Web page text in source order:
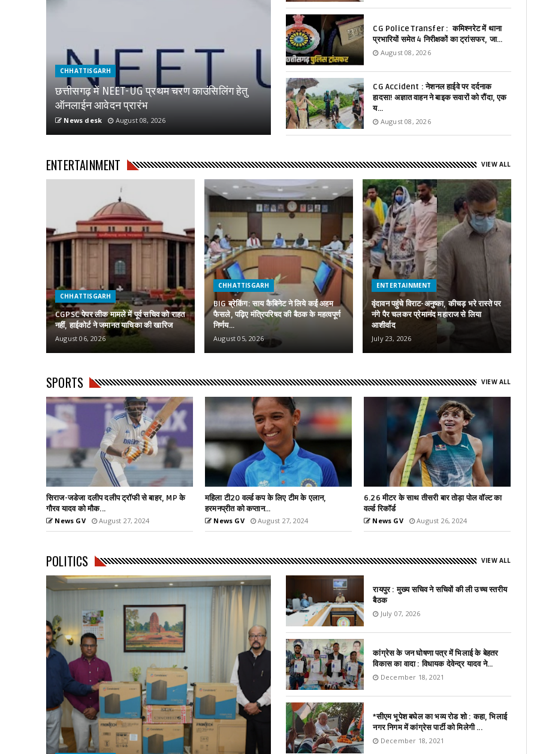
CHHATTISGARH
छत्तीसगढ़ में NEET-UG प्रथम चरण काउंसिलिंग हेतु
ऑनलाईन आवेदन प्रारंभ
News desk August 08, 2026
CG Police Transfer : कमिश्नरेट में थाना
प्रभारियों समेत 4 निरीक्षकों का ट्रांसफर, जा...
August 08, 2026
CG Accident : नेशनल हाईवे पर दर्दनाक
हादसा! अज्ञात वाहन ने बाइक सवारों को रौंदा, एक
य...
August 08, 2026
ENTERTAINMENT VIEW ALL
CHHATTISGARH
CGPSC पेपर लीक मामले में पूर्व सचिव को राहत
नहीं, हाईकोर्ट ने जमानत याचिका की खारिज
August 06, 2026
CHHATTISGARH
BIG ब्रेकिंग: साय कैबिनेट ने लिये कई अहम
फैसले, पढ़िए मंत्रिपरिषद की बैठक के महत्वपूर्ण
निर्णय…
August 05, 2026
ENTERTAINMENT
वृंदावन पहुंचे विराट-अनुष्का, कीचड़ भरे रास्ते पर
नंगे पैर चलकर प्रेमानंद महाराज से लिया
आशीर्वाद
July 23, 2026
SPORTS VIEW ALL
महिला टी20 वर्ल्ड कप के लिए टीम के एलान,
हरमनप्रीत को कप्तान...
News GV August 27, 2024
6.26 मीटर के साथ तीसरी बार तोड़ा पोल वॉल्ट का
वर्ल्ड रिकॉर्ड
News GV August 26, 2024
नीरज चोपड़ा ने ओलंपिक्स के बाद तोड़ दिया रिकॉर्ड,
फेंका सीजन...
News GV August 24, 2024
POLITICS VIEW ALL
रायपुर : मुख्य सचिव ने सचिवों की ली उच्च स्तरीय
बैठक
July 07, 2026
कांग्रेस के जन घोषणा पत्र में भिलाई के बेहतर
विकास का वादा : विधायक देवेन्द्र यादव ने...
December 18, 2021
*सीएम भूपेश बघेल का भव्य रोड शो : कहा, भिलाई
नगर निगम में कांग्रेस पार्टी को मिलेगी ...
December 18, 2021